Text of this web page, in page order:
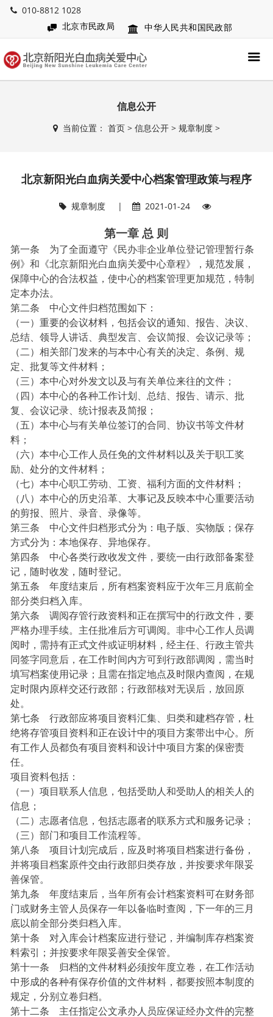
010-8812 1028
北京市民政局
中华人民共和国民政部
信息公开
当前位置： 首页> 信息公开> 规章制度>
北京新阳光白血病关爱中心档案管理政策与程序
规章制度 | 2021-01-24
第一章 总 则
第一条 为了全面遵守《民办非企业单位登记管理暂行条
例》和《北京新阳光白血病关爱中心章程》，规范发展，
保障中心的合法权益，使中心的档案管理更加规范，特制
定本办法。
第二条 中心文件归档范围如下：
（一）重要的会议材料，包括会议的通知、报告、决议、
总结、领导人讲话、典型发言、会议简报、会议记录等；
（二）相关部门发来的与本中心有关的决定、条例、规
定、批复等文件材料；
（三）本中心对外发文以及与有关单位来往的文件；
（四）本中心的各种工作计划、总结、报告、请示、批
复、会议记录、统计报表及简报；
（五）本中心与有关单位签订的合同、协议书等文件材
料；
（六）本中心工作人员任免的文件材料以及关于职工奖
励、处分的文件材料；
（七）本中心职工劳动、工资、福利方面的文件材料；
（八）本中心的历史沿革、大事记及反映本中心重要活动
的剪报、照片、录音、录像等。
第三条 中心文件归档形式分为：电子版、实物版；保存
方式分为：本地保存、异地保存。
第四条 中心各类行政收发文件，要统一由行政部备案登
记，随时收发，随时登记。
第五条 年度结束后，所有档案资料应于次年三月底前全
部分类归档入库。
第六条 调阅存管行政资料和正在撰写中的行政文件，要
严格办理手续。主任批准后方可调阅。非中心工作人员调
阅时，需持有正式文件或证明材料，经主任、行政主管共
同签字同意后，在工作时间内方可到行政部调阅，需当时
填写档案使用记录；且需在指定地点及时限内查阅，在规
定时限内原样交还行政部；行政部核对无误后，放回原
处。
第七条 行政部应将项目资料汇集、归类和建档存管，杜
绝将存管项目资料和正在设计中的项目方案带出中心。所
有工作人员都负有项目资料和设计中项目方案的保密责
任。
项目资料包括：
（一）项目联系人信息，包括受助人和受助人的相关人的
信息；
（二）志愿者信息，包括志愿者的联系方式和服务记录；
（三）部门和项目工作流程等。
第八条 项目计划完成后，应及时将项目档案进行备份，
并将项目档案原件交由行政部归类存放，并按要求年限妥
善保管。
第九条 年度结束后，当年所有会计档案资料可在财务部
门或财务主管人员保存一年以备临时查阅，下一年的三月
底以前全部分类归档入库。
第十条 对入库会计档案应进行登记，并编制库存档案资
料索引；并按要求年限妥善安全保管。
第十一条 归档的文件材料必须按年度立卷，在工作活动
中形成的各种有保存价值的文件材料，都要按照本制度的
规定，分别立卷归档。
第十二条 主任指定公文承办人员应保证经办文件的完整